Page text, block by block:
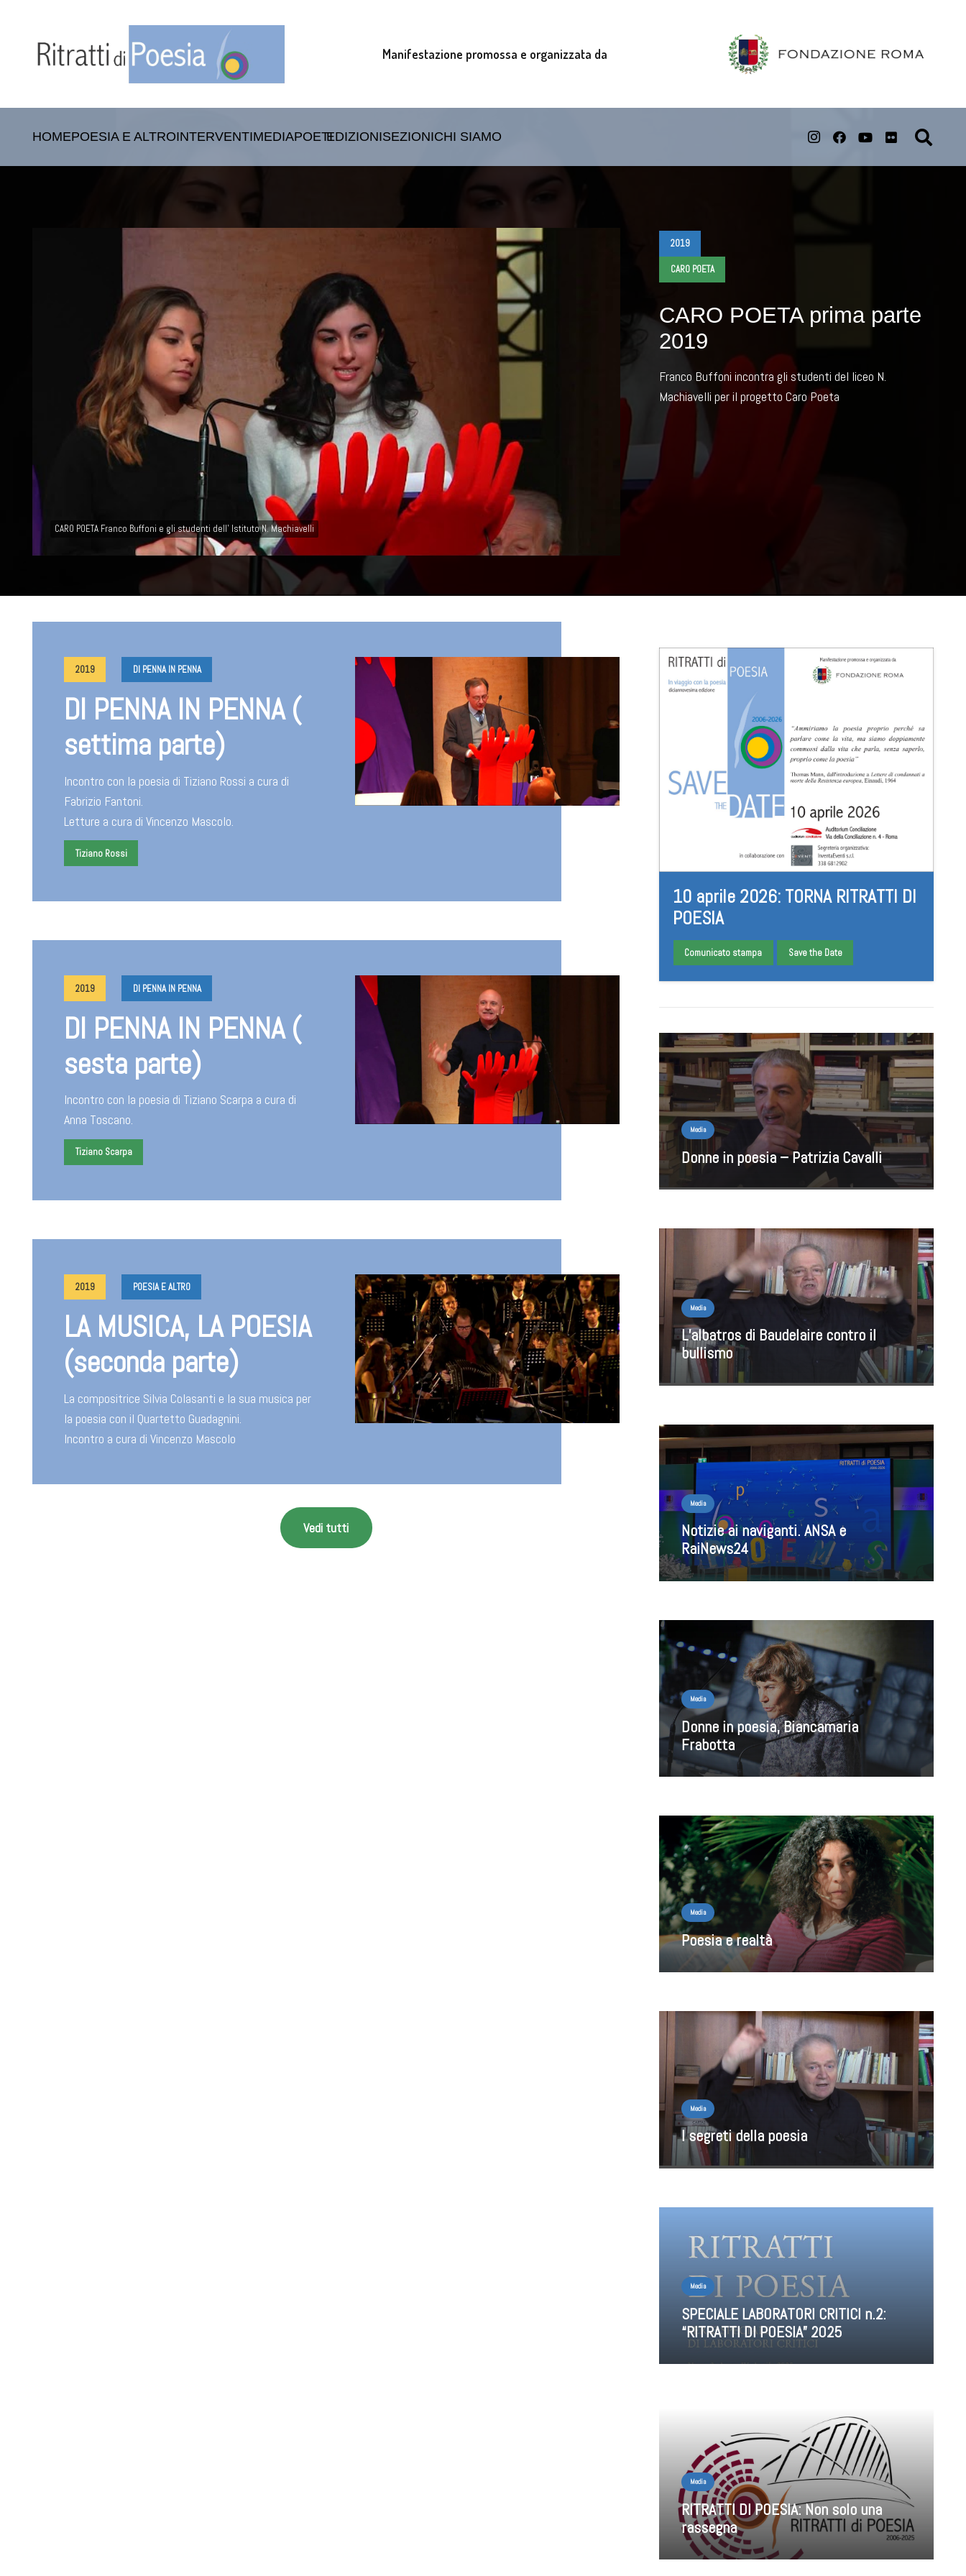
Manifestazione promossa e organizzata da
HOMEPOESIA E ALTROINTERVENTIMEDIAPOETIEDIZIONISEZIONICHI SIAMO
CARO POETA Franco Buffoni e gli studenti dell' Istituto N. Machiavelli
2019
CARO POETA
CARO POETA prima parte
2019
Franco Buffoni incontra gli studenti del liceo N.
Machiavelli per il progetto Caro Poeta
2019 DI PENNA IN PENNA
DI PENNA IN PENNA (
settima parte)
Incontro con la poesia di Tiziano Rossi a cura di
Fabrizio Fantoni.
Letture a cura di Vincenzo Mascolo.
Tiziano Rossi
2019 DI PENNA IN PENNA
DI PENNA IN PENNA (
sesta parte)
Incontro con la poesia di Tiziano Scarpa a cura di
Anna Toscano.
Tiziano Scarpa
2019 POESIA E ALTRO
LA MUSICA, LA POESIA
(seconda parte)
La compositrice Silvia Colasanti e la sua musica per
la poesia con il Quartetto Guadagnini.
Incontro a cura di Vincenzo Mascolo
Vedi tutti
10 aprile 2026: TORNA RITRATTI DI
POESIA
Comunicato stampa Save the Date
Media
Donne in poesia – Patrizia Cavalli
Media
L’albatros di Baudelaire contro il
bullismo
Media
Notizie ai naviganti. ANSA e
RaiNews24
Media
Donne in poesia, Biancamaria
Frabotta
Media
Poesia e realtà
Media
I segreti della poesia
Media
SPECIALE LABORATORI CRITICI n.2:
“RITRATTI DI POESIA” 2025
Media
RITRATTI DI POESIA: Non solo una
rassegna